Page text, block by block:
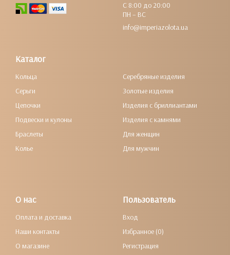
С 8:00 до 20:00
ПН – ВС
info@imperiazolota.ua
Каталог
Кольца
Серьги
Цепочки
Подвески и кулоны
Браслеты
Колье
Серебряные изделия
Золотые изделия
Изделия с бриллиантами
Изделия с камнями
Для женщин
Для мужчин
О нас
Оплата и доставка
Наши контакты
О магазине
Пользователь
Вход
Избранное (0)
Регистрация